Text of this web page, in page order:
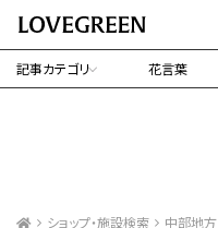
記事カテゴリ 花言葉
ショップ・施設検索 中部地方